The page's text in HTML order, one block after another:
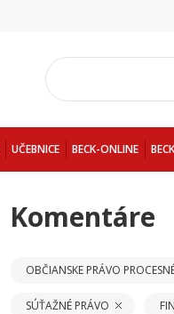
UČEBNICE BECK-ONLINE
Komentáre
OBČIANSKE PRÁVO
SÚŤAŽNÉ PRÁVO